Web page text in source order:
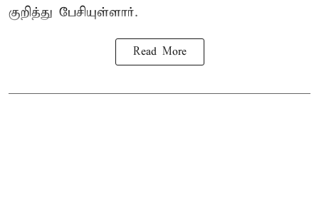
குறித்து பேசியுள்ளார்.
Read More